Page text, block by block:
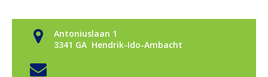
Antoniuslaan 1
3341 GA Hendrik-Ido-Ambacht